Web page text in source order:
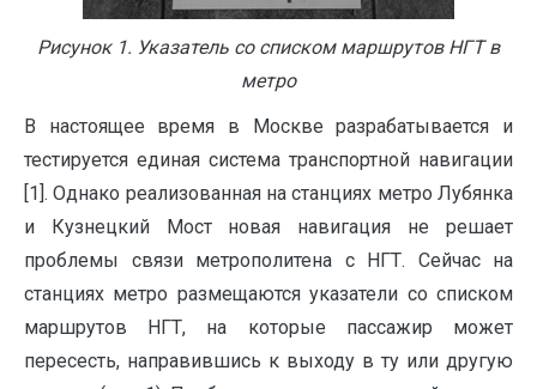
Рисунок 1. Указатель со списком маршрутов НГТ в
метро
В настоящее время в Москве разрабатывается и
тестируется единая система транспортной навигации
[1]. Однако реализованная на станциях метро Лубянка
и Кузнецкий Мост новая навигация не решает
проблемы связи метрополитена с НГТ. Сейчас на
станциях метро размещаются указатели со списком
маршрутов НГТ, на которые пассажир может
пересесть, направившись к выходу в ту или другую